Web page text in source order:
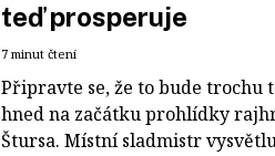
teď prosperuje
7 minut čtení
Připravte se, že to bude trochu
hned na začátku prohlídky
Štursa. Místní sladmistr